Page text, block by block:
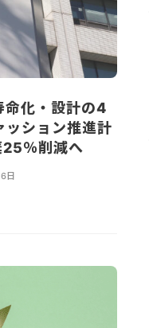
命化・設計の4
ッション推進計
％削減へ
日